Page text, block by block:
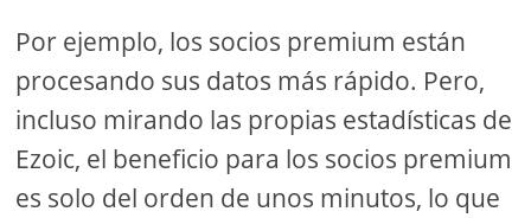
Por ejemplo, los socios premium están
procesando sus datos más rápido. Pero,
incluso mirando las propias estadísticas de
Ezoic, el beneficio para los socios premium
es solo del orden de unos minutos, lo que